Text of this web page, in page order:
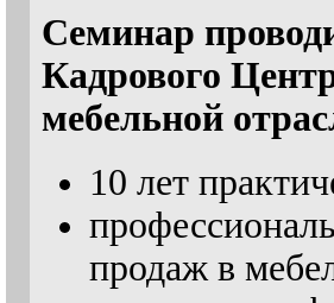
Семинар
Кадрового
мебельной
10 лет
продаж в